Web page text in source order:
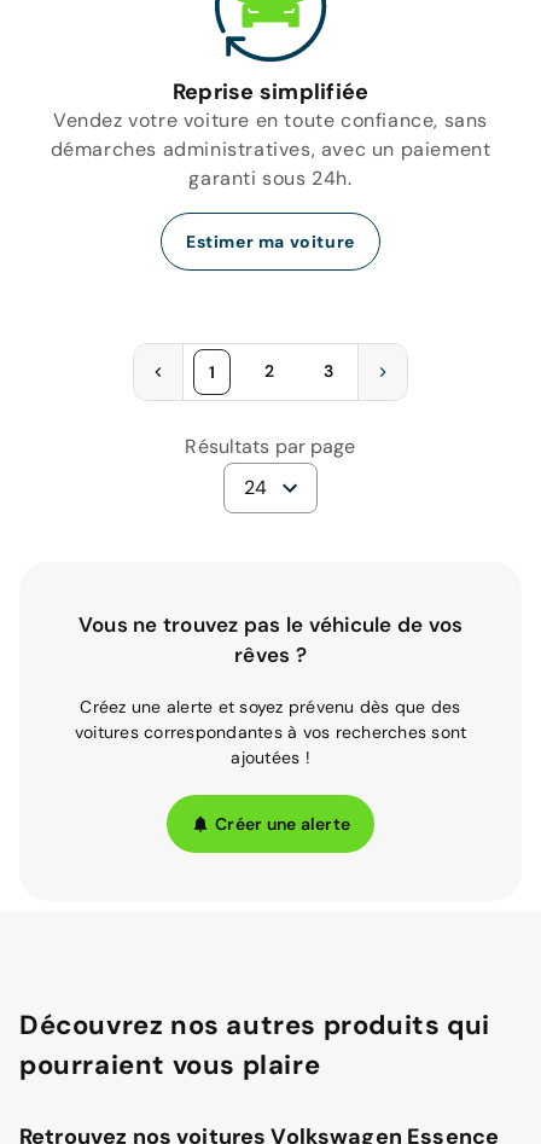
Reprise simplifiée
Vendez votre voiture en toute confiance, sans
démarches administratives, avec un paiement
garanti sous 24h.
Estimer ma voiture
1 2 3
Résultats par page
24
Vous ne trouvez pas le véhicule de vos
rêves ?
Créez une alerte et soyez prévenu dès que des
voitures correspondantes à vos recherches sont
ajoutées !
Créer une alerte
Découvrez nos autres produits qui
pourraient vous plaire
Retrouvez nos voitures Volkswagen Essence